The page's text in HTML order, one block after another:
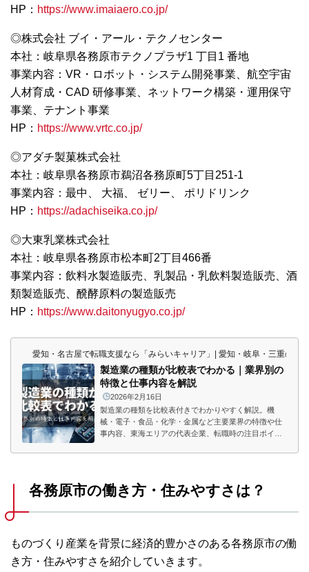
HP： https://www.imaiaero.co.jp/
◎株式会社 ブイ・アール・テクノセンター
本社：岐阜県各務原市テクノプラザ1 丁目1 番地
事業内容：VR・ロボット・システム開発事業、航空宇宙
人材育成・CAD 研修事業、ネットワーク構築・運用保守
事業、テナント事業
HP： https://www.vrtc.co.jp/
◎アダチ製菓株式会社
本社：岐阜県各務原市鵜沼各務原町5丁目251-1
事業内容：最中、 大福、 ゼリー、 ポリドリンク
HP： https://adachiseika.co.jp/
◎大東乳業株式会社
本社：岐阜県各務原市松本町2丁目466番
事業内容：飲料水製造販売、乳製品・乳飲料製造販売、酒
類製造販売、醗酵原料の製造販売
HP： https://www.daitonyugyo.co.jp/
愛知・名古屋で転職支援なら「みらいキャリア」| 愛知・岐阜・三重の東
製造業の種類が比較表でわかる｜業界別の
特徴と仕事内容を解説
2026年2月16日
製造業の種類を比較表付きでわかりやすく解説。機
械・電子・食品・化学・金属など主要業界の特徴や仕
事内容、東海エリアの代表企業、転職時の注目ポイン
各務原市の働き方・住みやすさは？
ものづくり産業を背景に経済的豊かさのある各務原市の働
き方・住みやすさを紹介していきます。